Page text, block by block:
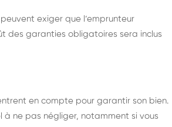
exiger que l’emprunteur
des garanties obligatoires sera inclus
en compte pour garantir son bien.
à ne pas négliger, notamment si vous